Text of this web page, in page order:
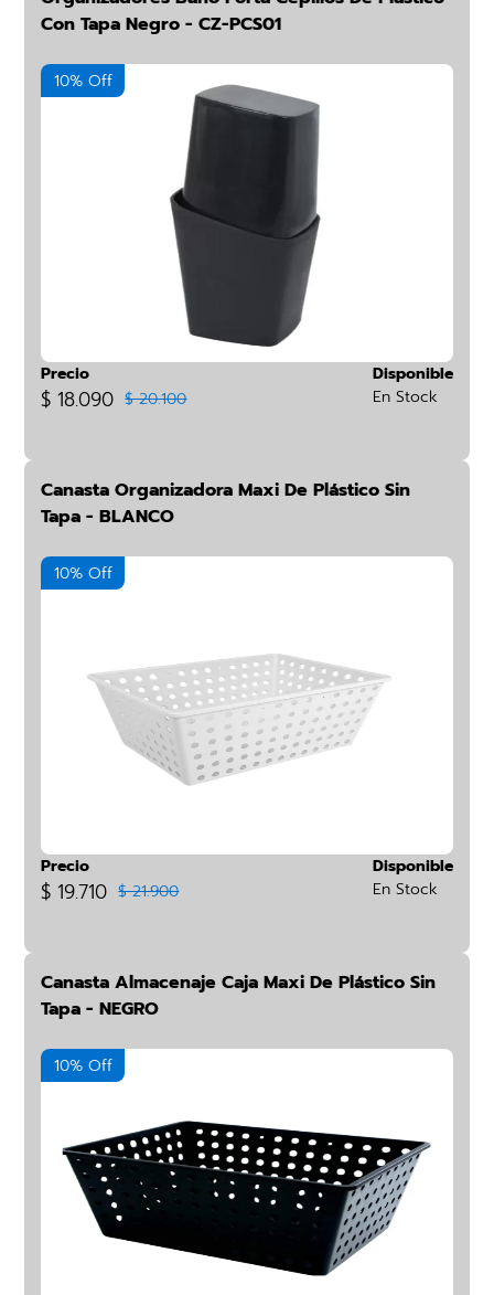
Con Tapa Negro - CZ-PCS01
10% Off
Precio
$ 18.090 $ 20.100
Disponible
En Stock
Canasta Organizadora Maxi De Plástico Sin
Tapa - BLANCO
10% Off
Precio
$ 19.710 $ 21.900
Disponible
En Stock
Canasta Almacenaje Caja Maxi De Plástico Sin
Tapa - NEGRO
10% Off